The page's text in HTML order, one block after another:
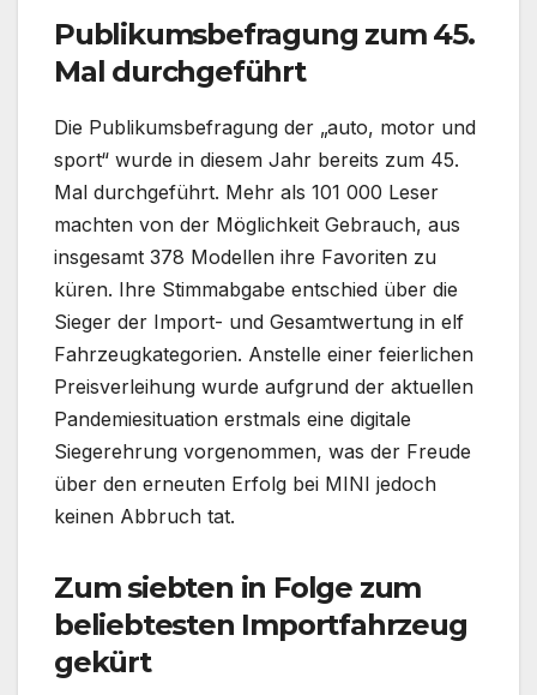
Publikumsbefragung zum 45.
Mal durchgeführt
Die Publikumsbefragung der „auto, motor und
sport“ wurde in diesem Jahr bereits zum 45.
Mal durchgeführt. Mehr als 101 000 Leser
machten von der Möglichkeit Gebrauch, aus
insgesamt 378 Modellen ihre Favoriten zu
küren. Ihre Stimmabgabe entschied über die
Sieger der Import- und Gesamtwertung in elf
Fahrzeugkategorien. Anstelle einer feierlichen
Preisverleihung wurde aufgrund der aktuellen
Pandemiesituation erstmals eine digitale
Siegerehrung vorgenommen, was der Freude
über den erneuten Erfolg bei MINI jedoch
keinen Abbruch tat.
Zum siebten in Folge zum
beliebtesten Importfahrzeug
gekürt